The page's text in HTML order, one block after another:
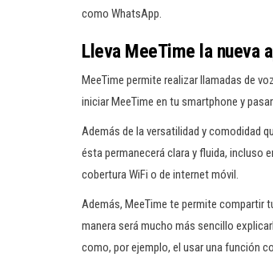
como WhatsApp.
Lleva MeeTime la nueva
MeeTime permite realizar llamadas de
iniciar MeeTime en tu smartphone y
Además de la versatilidad y comodidad
ésta permanecerá clara y fluida, incluso
cobertura WiFi o de internet móvil.
Además, MeeTime te permite compartir
manera será mucho más sencillo
como, por ejemplo, el usar una función